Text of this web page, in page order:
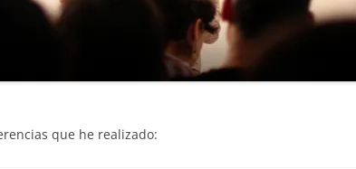
que he realizado: